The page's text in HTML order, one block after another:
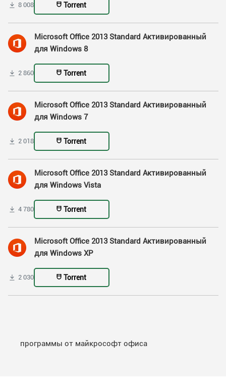
8 008 Torrent
Microsoft Office 2013 Standard Активированный
для Windows 8
2 860 Torrent
Microsoft Office 2013 Standard Активированный
для Windows 7
2 018 Torrent
Microsoft Office 2013 Standard Активированный
для Windows Vista
4 780 Torrent
Microsoft Office 2013 Standard Активированный
для Windows XP
2 030 Torrent
программы от майкрософт офиса